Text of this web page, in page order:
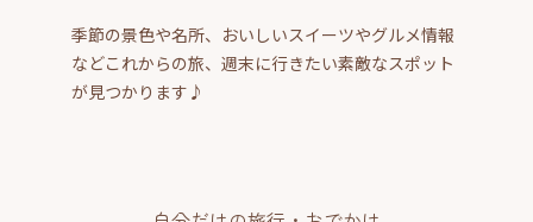
季節の景色や名所、おいしいスイーツやグルメ情報
などこれからの旅、週末に行きたい素敵なスポット
が見つかります♪